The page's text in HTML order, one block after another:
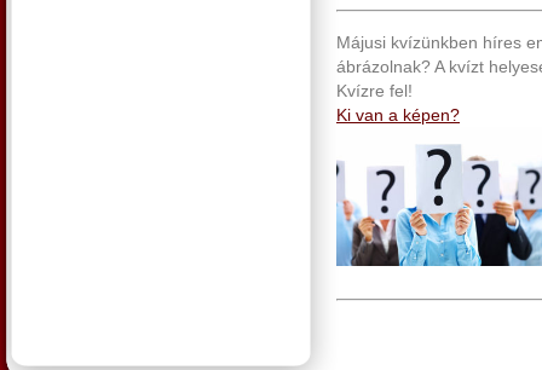
Májusi kvízünkben híres
ábrázolnak? A kvízt
Kvízre fel!
Ki van a képen?